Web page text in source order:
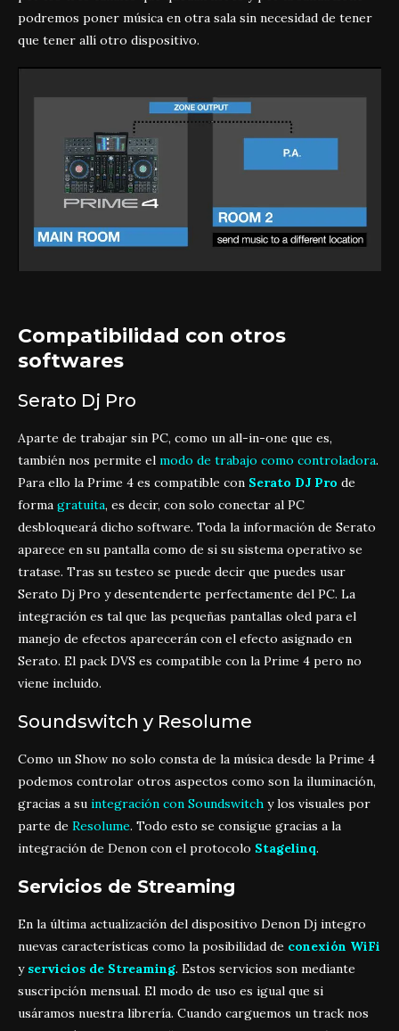
podremos poner música en otra sala sin necesidad de tener
que tener allí otro dispositivo.
Compatibilidad con otros
softwares
Serato Dj Pro
Aparte de trabajar sin PC, como un all-in-one que es,
también nos permite el modo de trabajo como controladora.
Para ello la Prime 4 es compatible con Serato DJ Pro de
forma gratuita, es decir, con solo conectar al PC
desbloqueará dicho software. Toda la información de Serato
aparece en su pantalla como de si su sistema operativo se
tratase. Tras su testeo se puede decir que puedes usar
Serato Dj Pro y desentenderte perfectamente del PC. La
integración es tal que las pequeñas pantallas oled para el
manejo de efectos aparecerán con el efecto asignado en
Serato. El pack DVS es compatible con la Prime 4 pero no
viene incluido.
Soundswitch y Resolume
Como un Show no solo consta de la música desde la Prime 4
podemos controlar otros aspectos como son la iluminación,
gracias a su integración con Soundswitch y los visuales por
parte de Resolume. Todo esto se consigue gracias a la
integración de Denon con el protocolo Stagelinq.
Servicios de Streaming
En la última actualización del dispositivo Denon Dj integro
nuevas características como la posibilidad de conexión WiFi
y servicios de Streaming. Estos servicios son mediante
suscripción mensual. El modo de uso es igual que si
usáramos nuestra librería. Cuando carguemos un track nos